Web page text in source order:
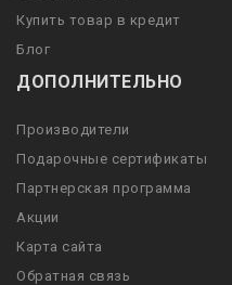
Купить товар в кредит
Блог
ДОПОЛНИТЕЛЬНО
Производители
Подарочные сертификаты
Партнерская программа
Акции
Карта сайта
Обратная связь